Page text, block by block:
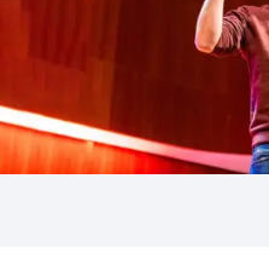
De psychologie van
gedragsverandering:
vast aan onjuiste
verandering
werkt?
Deze thema’s maken zijn